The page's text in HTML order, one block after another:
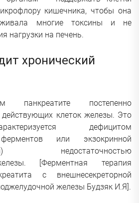
кишечника, чтобы она
многие токсины и не
нагрузки на печень.
хронический
панкреатите постепенно
клеток железы. Это
дефицитом
ферментов или экзокринной
недостаточностью
[Ферментная терапия
с внешнесекреторной
железы Будзяк И.Я].